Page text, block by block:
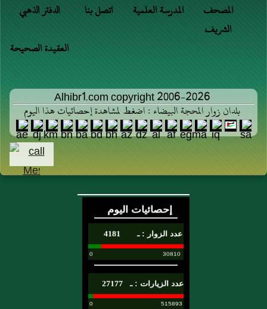
الدفتر الذهبي اتصل بنا المدرسة العلمية
المصحف
الشريف
العقيدة الصحيحة
Alhibr1.com copyright 2006-2026
بلدان زوار المحجة البيضاء : اضغط لمشاهدة إحصائيات هذا اليوم